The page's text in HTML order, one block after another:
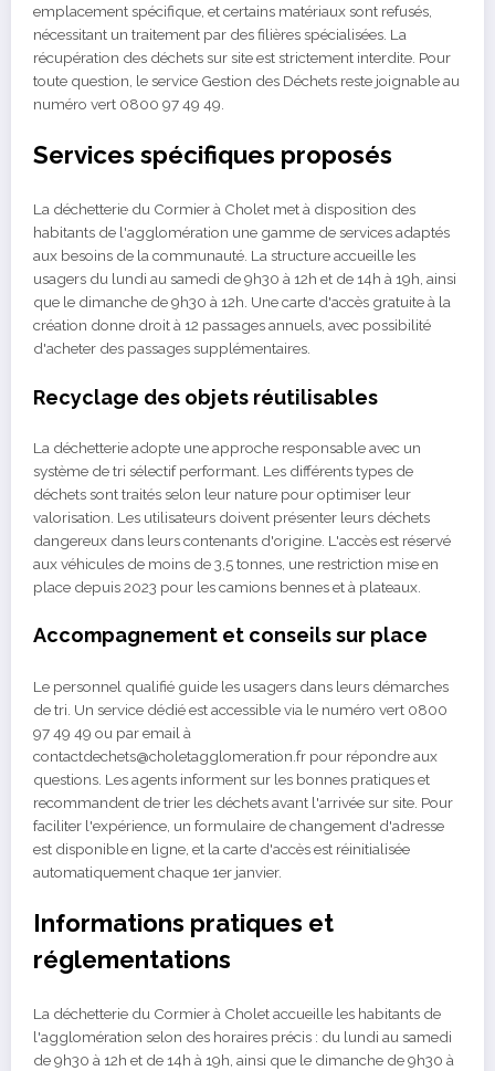
emplacement spécifique, et certains matériaux sont refusés,
nécessitant un traitement par des filières spécialisées. La
récupération des déchets sur site est strictement interdite. Pour
toute question, le service Gestion des Déchets reste joignable au
numéro vert 0800 97 49 49.
Services spécifiques proposés
La déchetterie du Cormier à Cholet met à disposition des
habitants de l'agglomération une gamme de services adaptés
aux besoins de la communauté. La structure accueille les
usagers du lundi au samedi de 9h30 à 12h et de 14h à 19h, ainsi
que le dimanche de 9h30 à 12h. Une carte d'accès gratuite à la
création donne droit à 12 passages annuels, avec possibilité
d'acheter des passages supplémentaires.
Recyclage des objets réutilisables
La déchetterie adopte une approche responsable avec un
système de tri sélectif performant. Les différents types de
déchets sont traités selon leur nature pour optimiser leur
valorisation. Les utilisateurs doivent présenter leurs déchets
dangereux dans leurs contenants d'origine. L'accès est réservé
aux véhicules de moins de 3,5 tonnes, une restriction mise en
place depuis 2023 pour les camions bennes et à plateaux.
Accompagnement et conseils sur place
Le personnel qualifié guide les usagers dans leurs démarches
de tri. Un service dédié est accessible via le numéro vert 0800
97 49 49 ou par email à
contactdechets@choletagglomeration.fr pour répondre aux
questions. Les agents informent sur les bonnes pratiques et
recommandent de trier les déchets avant l'arrivée sur site. Pour
faciliter l'expérience, un formulaire de changement d'adresse
est disponible en ligne, et la carte d'accès est réinitialisée
automatiquement chaque 1er janvier.
Informations pratiques et
réglementations
La déchetterie du Cormier à Cholet accueille les habitants de
l'agglomération selon des horaires précis : du lundi au samedi
de 9h30 à 12h et de 14h à 19h, ainsi que le dimanche de 9h30 à